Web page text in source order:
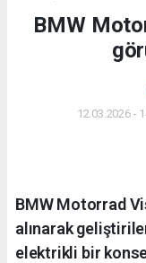
BMW
12.03.2026 -
BMW Motorrad
alınarak
elektrikli bir